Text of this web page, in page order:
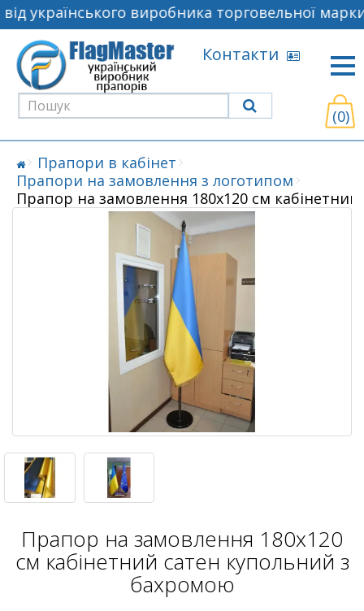
українського виробника торговельної
Контакти
(0)
Прапори в кабінет
Прапори на замовлення з логотипом
Прапор на замовлення 180х120 см
Прапор на замовлення 180х120
см кабінетний сатен купольний з
бахромою